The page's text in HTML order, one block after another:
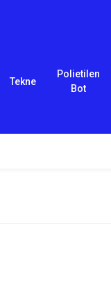
Tekne
Polietilen
Bot